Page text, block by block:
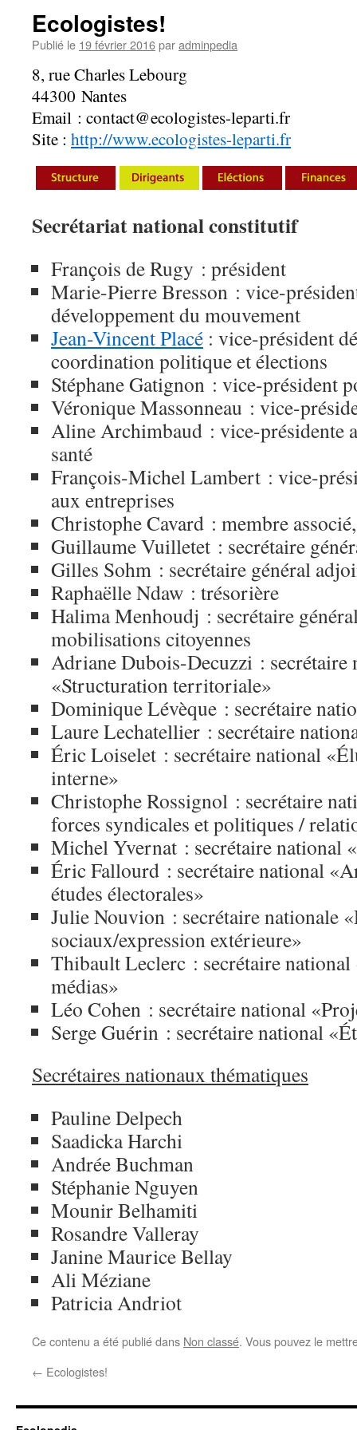
Ecologistes!
Publié le 19 février 2016paradminpedia
8, rue Charles Lebourg
44300 Nantes
Email : contact@ecologistes-leparti.fr
Site : http://www.ecologistes-leparti.fr
Secrétariat national constitutif
François de Rugy : président
Marie-Pierre Bresson : vice-
développement du mouvement
Jean-Vincent Placé : vice-président
coordination politique et élections
Stéphane Gatignon : vice-président
Véronique Massonneau : vice-
Aline Archimbaud : vice-présidente
santé
François-Michel Lambert : vice-
aux entreprises
Christophe Cavard : membre
Guillaume Vuilletet : secrétaire
Gilles Sohm : secrétaire général
Raphaëlle Ndaw : trésorière
Halima Menhoudj : secrétaire
mobilisations citoyennes
Adriane Dubois-Decuzzi : secrétaire
«Structuration territoriale»
Dominique Lévèque : secrétaire
Laure Lechatellier : secrétaire
Éric Loiselet : secrétaire national
interne»
Christophe Rossignol : secrétaire
forces syndicales et politiques /
Michel Yvernat : secrétaire national
Éric Fallourd : secrétaire national
études électorales»
Julie Nouvion : secrétaire nationale
sociaux/expression extérieure»
Thibault Leclerc : secrétaire national
médias»
Léo Cohen : secrétaire national
Serge Guérin : secrétaire national
Secrétaires nationaux thématiques
Pauline Delpech
Saadicka Harchi
Andrée Buchman
Stéphanie Nguyen
Mounir Belhamiti
Rosandre Valleray
Janine Maurice Bellay
Ali Méziane
Patricia Andriot
Ce contenu a été publié dans Non classé. Vous pouvez le
← Ecologistes!